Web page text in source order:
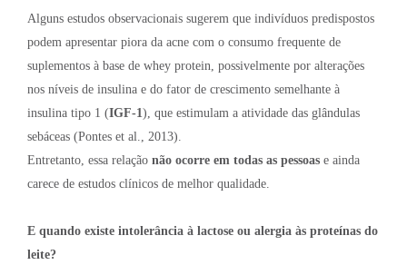
Alguns estudos observacionais sugerem que indivíduos predispostos
podem apresentar piora da acne com o consumo frequente de
suplementos à base de whey protein, possivelmente por alterações
nos níveis de insulina e do fator de crescimento semelhante à
insulina tipo 1 (IGF-1), que estimulam a atividade das glândulas
sebáceas (Pontes et al., 2013).
Entretanto, essa relação não ocorre em todas as pessoas e ainda
carece de estudos clínicos de melhor qualidade.
E quando existe intolerância à lactose ou alergia às proteínas do
leite?